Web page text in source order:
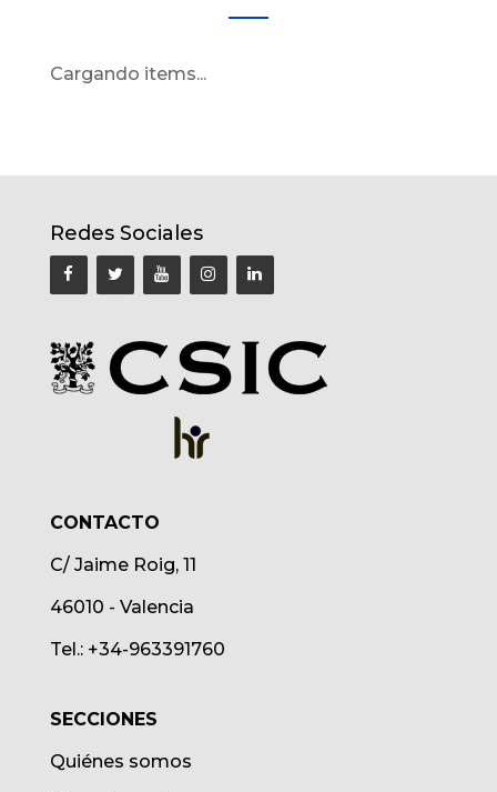
Cargando items...
Redes Sociales
CONTACTO
C/ Jaime Roig, 11
46010 - Valencia
Tel.: +34-963391760
SECCIONES
Quiénes somos